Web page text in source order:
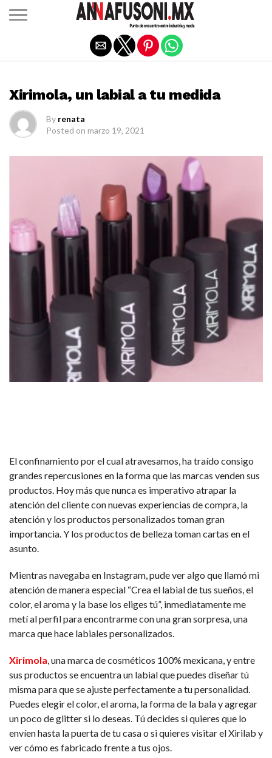
Xirimola, un labial a tu medida
By renata
Posted on marzo 19, 2021
El confinamiento por el cual atravesamos, ha traído consigo
grandes repercusiones en la forma que las marcas venden sus
productos. Hoy más que nunca es imperativo atrapar la
atención del cliente con nuevas experiencias de compra, la
atención y los productos personalizados toman gran
importancia. Y los productos de belleza toman cartas en el
asunto.
Mientras navegaba en Instagram, pude ver algo que llamó mi
atención de manera especial “Crea el labial de tus sueños, el
color, el aroma y la base los eliges tú”, inmediatamente me
metí al perfil para encontrarme con una gran sorpresa, una
marca que hace labiales personalizados.
Xirimola, una marca de cosméticos 100% mexicana, y entre
sus productos se encuentra un labial que puedes diseñar tú
misma para que se ajuste perfectamente a tu personalidad.
Puedes elegir el color, el aroma, la forma de la bala y agregar
un poco de glitter si lo deseas. Tú decides si quieres que lo
envíen hasta la puerta de tu casa o si quieres visitar el Xirilab y
ver cómo es fabricado frente a tus ojos.
Salir de la versión móvil